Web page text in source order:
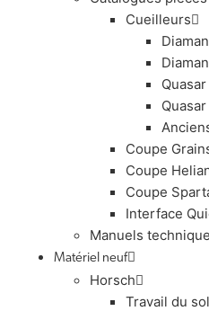
Cueilleurs
Coupe
Coupe
Coupe
Interface
Manuels
Matériel neuf
Horsch
Travail du sol